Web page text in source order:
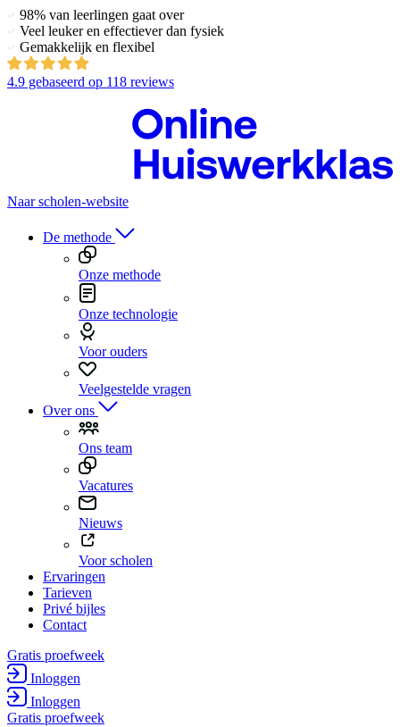
98% van leerlingen gaat over
Veel leuker en effectiever dan fysiek
Gemakkelijk en flexibel
4.9 gebaseerd op 118 reviews
Naar scholen-website
De methode
Onze methode
Onze technologie
Voor ouders
Veelgestelde vragen
Over ons
Ons team
Vacatures
Nieuws
Voor scholen
Ervaringen
Tarieven
Privé bijles
Contact
Gratis proefweek
Inloggen
Inloggen
Gratis proefweek